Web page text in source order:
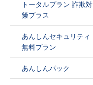
トータルプラン 詐欺対
策プラス
あんしんセキュリティ
無料プラン
あんしんパック